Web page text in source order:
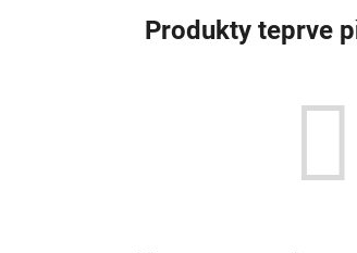
Produkty teprve